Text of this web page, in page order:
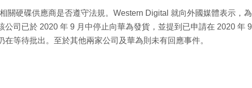
關硬碟供應商是否遵守法規。Western Digital 就向外國媒體表示，為
公司已於 2020 年 9 月中停止向華為發貨，並提到已申請在 2020 年 9
等待批出。至於其他兩家公司及華為則未有回應事件。